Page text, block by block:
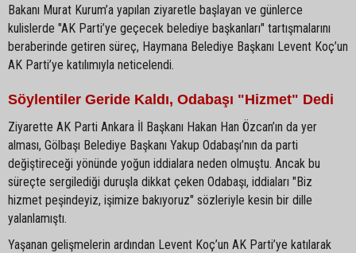
Bakanı Murat Kurum’a yapılan ziyaretle başlayan ve günlerce
kulislerde "AK Parti’ye geçecek belediye başkanları" tartışmalarını
beraberinde getiren süreç, Haymana Belediye Başkanı Levent Koç’un
AK Parti’ye katılımıyla neticelendi.
Söylentiler Geride Kaldı, Odabaşı "Hizmet" Dedi
Ziyarette AK Parti Ankara İl Başkanı Hakan Han Özcan’ın da yer
alması, Gölbaşı Belediye Başkanı Yakup Odabaşı’nın da parti
değiştireceği yönünde yoğun iddialara neden olmuştu. Ancak bu
süreçte sergilediği duruşla dikkat çeken Odabaşı, iddiaları "Biz
hizmet peşindeyiz, işimize bakıyoruz" sözleriyle kesin bir dille
yalanlamıştı.
Yaşanan gelişmelerin ardından Levent Koç’un AK Parti’ye katılarak